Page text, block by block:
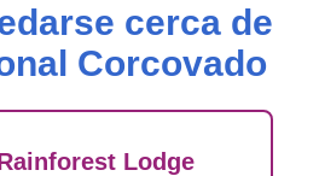
cerca de
Corcovado
Lodge